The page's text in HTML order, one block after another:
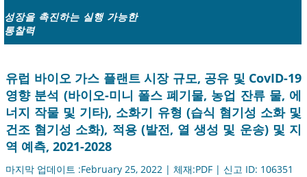
성장을 촉진하는 실행 가능한
통찰력
유럽 ​​바이오 가스 플랜트 시장 규모, 공유 및 CovID-19
영향 분석 (바이오-미니 폴스 폐기물, 농업 잔류 물, 에
너지 작물 및 기타), 소화기 유형 (습식 혐기성 소화 및
건조 혐기성 소화), 적용 (발전, 열 생성 및 운송) 및 지
역 예측, 2021-2028
마지막 업데이트 :February 25, 2022 | 체재:PDF | 신고 ID: 106351